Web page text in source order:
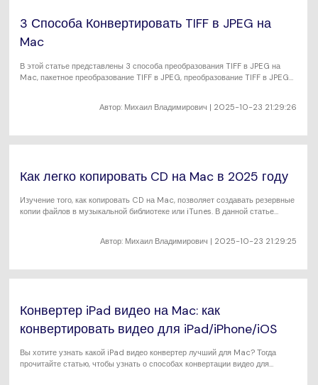
3 Способа Конвертировать TIFF в JPEG на
Mac
В этой статье представлены 3 способа преобразования TIFF в JPEG на
Mac, пакетное преобразование TIFF в JPEG, преобразование TIFF в JPEG
Автор: Михаил Владимирович | 2025-10-23 21:29:26
Как легко копировать CD на Mac в 2025 году
Изучение того, как копировать CD на Mac, позволяет создавать резервные
копии файлов в музыкальной библиотеке или iTunes. В данной статье
Автор: Михаил Владимирович | 2025-10-23 21:29:25
Конвертер iPad видео на Mac: как
конвертировать видео для iPad/iPhone/iOS
Вы хотите узнать какой iPad видео конвертер лучший для Mac? Тогда
прочитайте статью, чтобы узнать о способах конвертации видео для